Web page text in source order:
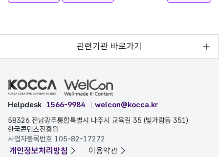
관련기관 바로가기
Helpdesk 1566-9984
welcon@kocca.kr
58326 전남광주통합특별시 나주시 교육길 35 (빛가람동 351)
한국콘텐츠진흥원
사업자등록번호 105-82-17272
개인정보처리방침 이용약관